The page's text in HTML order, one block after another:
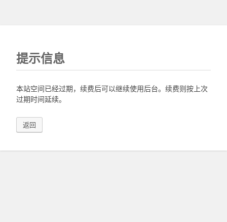
提示信息
本站空间已经过期，续费后可以继续使用后台。续费则按上次
过期时间延续。
返回